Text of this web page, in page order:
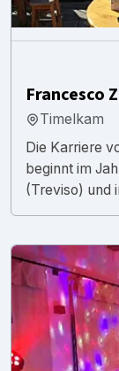
Francesco
Timelkam
Die Karriere
beginnt im
(Treviso) und